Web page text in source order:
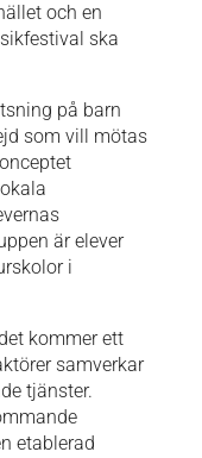
och en
ska
på barn
som vill mötas
är elever
i
kommer ett
samverkar
tjänster.
etablerad